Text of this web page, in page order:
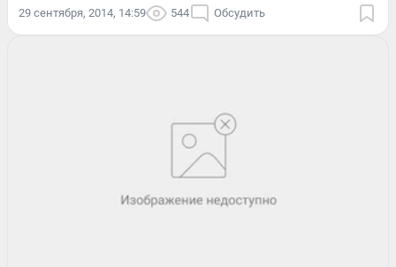
29 сентября, 2014, 14:59 544 Обсудить